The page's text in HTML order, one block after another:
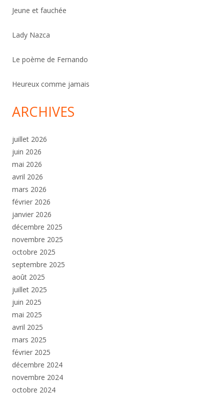
Jeune et fauchée
Lady Nazca
Le poème de Fernando
Heureux comme jamais
ARCHIVES
juillet 2026
juin 2026
mai 2026
avril 2026
mars 2026
février 2026
janvier 2026
décembre 2025
novembre 2025
octobre 2025
septembre 2025
août 2025
juillet 2025
juin 2025
mai 2025
avril 2025
mars 2025
février 2025
décembre 2024
novembre 2024
octobre 2024